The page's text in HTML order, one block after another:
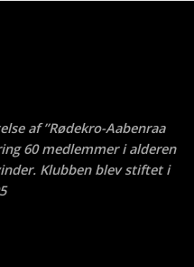
af ”Rødekro-Aabenraa
60 medlemmer i alderen
Klubben blev stiftet i